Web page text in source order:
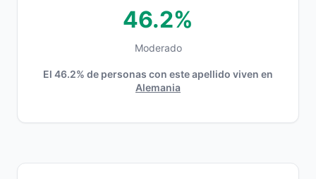
46.2%
Moderado
El 46.2% de personas con este apellido viven en
Alemania